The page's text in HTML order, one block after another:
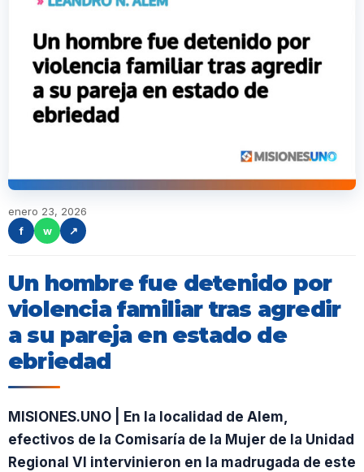
enero 23, 2026
f
w ↗
Un hombre fue detenido por
violencia familiar tras agredir
a su pareja en estado de
ebriedad
MISIONES.UNO | En la localidad de Alem,
efectivos de la Comisaría de la Mujer de la Unidad
Regional VI intervinieron en la madrugada de este